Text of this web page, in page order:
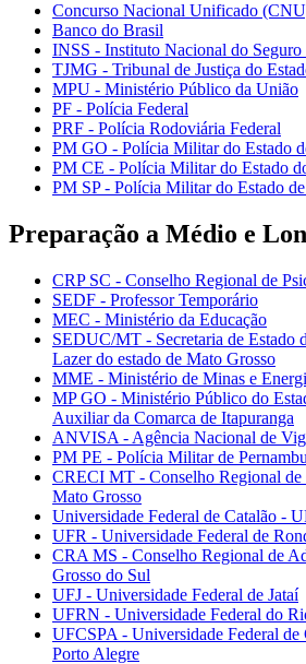
Concurso Nacional Unificado
Banco do Brasil
INSS - Instituto Nacional do Seguro
TJMG - Tribunal de Justiça do
MPU - Ministério Público da União
PF - Polícia Federal
PRF - Polícia Rodoviária Federal
PM GO - Polícia Militar do Estado
PM CE - Polícia Militar do Estado
PM SP - Polícia Militar do Estado
Preparação a Médio e
CRP SC - Conselho Regional de
SEDF - Professor Temporário
MEC - Ministério da Educação
SEDUC/MT - Secretaria de Estado
Lazer do estado de Mato Grosso
MME - Ministério de Minas e
MP GO - Ministério Público do
Auxiliar da Comarca de Itapuranga
ANVISA - Agência Nacional de
PM PE - Polícia Militar de
CRECI MT - Conselho Regional de
Mato Grosso
Universidade Federal de Catalão -
UFR - Universidade Federal de
CRA MS - Conselho Regional de
Grosso do Sul
UFJ - Universidade Federal de Jataí
UFRN - Universidade Federal do
UFCSPA - Universidade Federal de
Porto Alegre